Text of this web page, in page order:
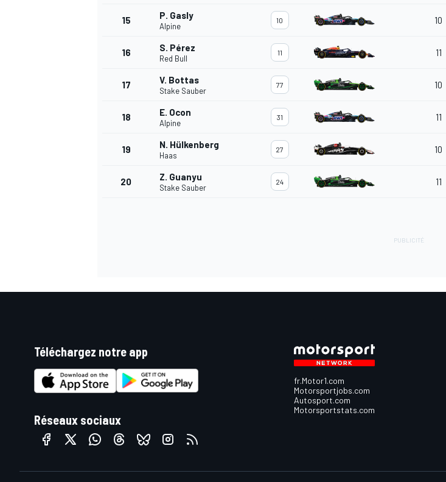
15 P. Gasly
Alpine
10 10
16 S. Pérez
Red Bull
11 11
17 V. Bottas
Stake Sauber
77 10
18 E. Ocon
Alpine
31 11
19 N. Hülkenberg
Haas
27 10
20 Z. Guanyu
Stake Sauber
24 11
Téléchargez notre app
Réseaux sociaux
fr.Motor1.com
Motorsportjobs.com
Autosport.com
Motorsportstats.com